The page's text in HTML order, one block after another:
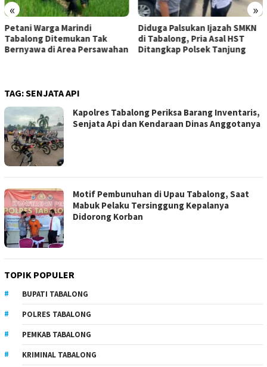
« »
Petani Warga Marindi
Tabalong Ditemukan Tak
Bernyawa di Area Persawahan
Diduga Palsukan Ijazah SMKN
di Tabalong, Pria Asal HST
Ditangkap Polsek Tanjung
TAG:SENJATA API
Kapolres Tabalong Periksa Barang Inventaris,
Senjata Api dan Kendaraan Dinas Anggotanya
Motif Pembunuhan di Upau Tabalong, Saat
Mabuk Pelaku Tersinggung Kepalanya
Didorong Korban
TOPIK POPULER
BUPATI TABALONG
POLRES TABALONG
PEMKAB TABALONG
KRIMINAL TABALONG